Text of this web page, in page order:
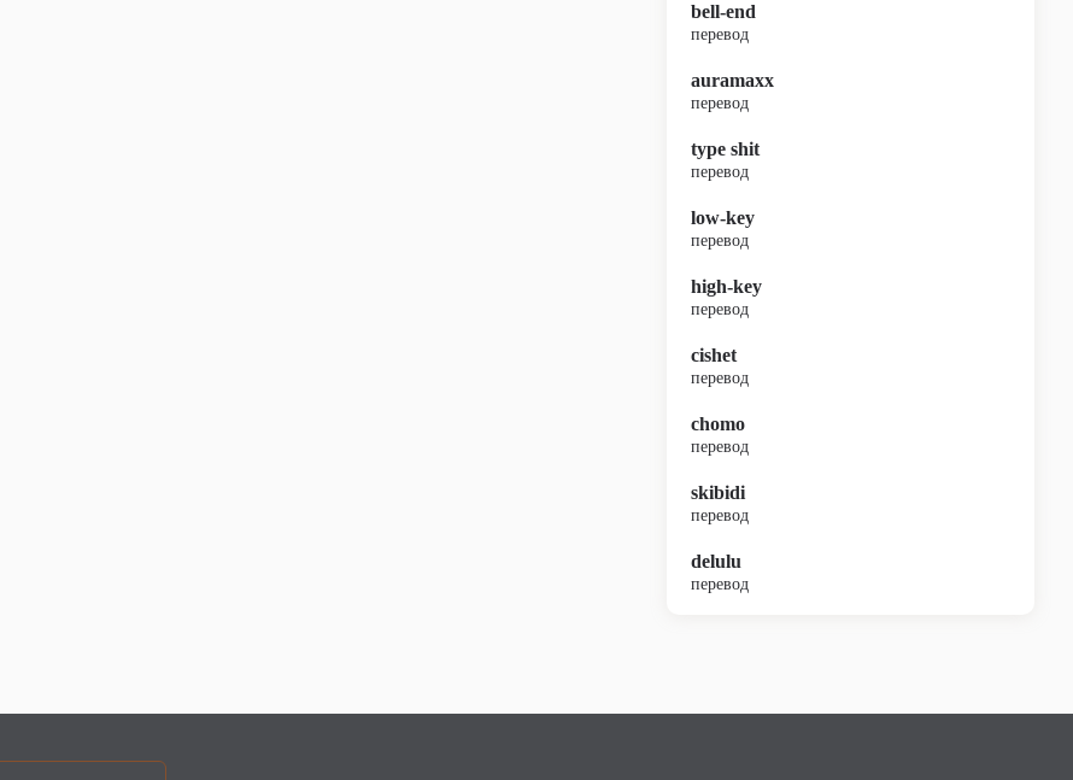
bell-end
перевод
auramaxx
перевод
type shit
перевод
low-key
перевод
high-key
перевод
cishet
перевод
chomo
перевод
skibidi
перевод
delulu
перевод